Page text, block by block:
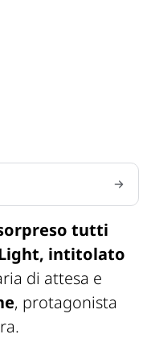
tutti
, intitolato
di attesa e
, protagonista